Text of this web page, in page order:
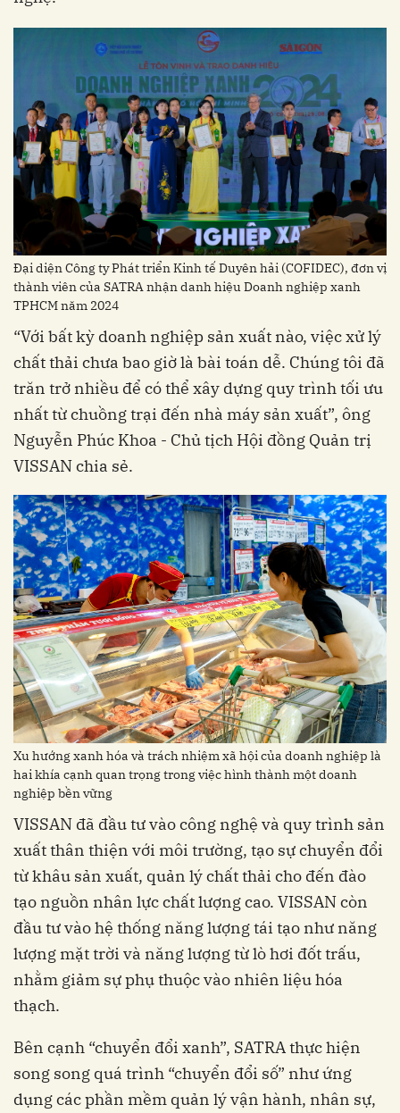
Đại diện Công ty Phát triển Kinh tế Duyên hải (COFIDEC), đơn vị
thành viên của SATRA nhận danh hiệu Doanh nghiệp xanh
TPHCM năm 2024
“Với bất kỳ doanh nghiệp sản xuất nào, việc xử lý
chất thải chưa bao giờ là bài toán dễ. Chúng tôi đã
trăn trở nhiều để có thể xây dựng quy trình tối ưu
nhất từ chuồng trại đến nhà máy sản xuất”, ông
Nguyễn Phúc Khoa - Chủ tịch Hội đồng Quản trị
VISSAN chia sẻ.
Xu hướng xanh hóa và trách nhiệm xã hội của doanh nghiệp là
hai khía cạnh quan trọng trong việc hình thành một doanh
nghiệp bền vững
VISSAN đã đầu tư vào công nghệ và quy trình sản
xuất thân thiện với môi trường, tạo sự chuyển đổi
từ khâu sản xuất, quản lý chất thải cho đến đào
tạo nguồn nhân lực chất lượng cao. VISSAN còn
đầu tư vào hệ thống năng lượng tái tạo như năng
lượng mặt trời và năng lượng từ lò hơi đốt trấu,
nhằm giảm sự phụ thuộc vào nhiên liệu hóa
thạch.
Bên cạnh “chuyển đổi xanh”, SATRA thực hiện
song song quá trình “chuyển đổi số” như ứng
dụng các phần mềm quản lý vận hành, nhân sự,